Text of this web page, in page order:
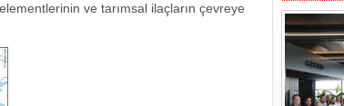
ve tarımsal ilaçların çevreye